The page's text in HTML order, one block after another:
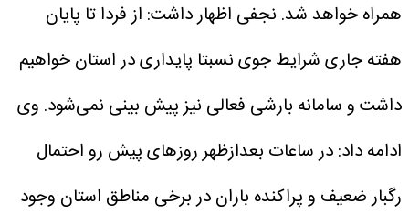
همراه خواهد شد. نجفی اظهار داشت: از فردا تا پایان
هفته جاری شرایط جوی نسبتا پایداری در استان خواهیم
داشت و سامانه بارشی فعالی نیز پیش بینی نمی‌شود. وی
ادامه داد: در ساعات بعدازظهر روز‌های پیش رو احتمال
رگبار ضعیف و پراکنده باران در برخی مناطق استان وجود